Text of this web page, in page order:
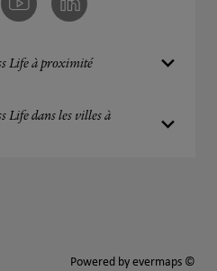
Youtube Linkedin
Life à proximité
Life dans les villes à
Powered by evermaps ©